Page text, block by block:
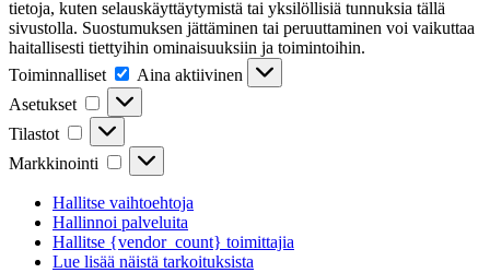
tietoja, kuten selauskäyttäytymistä tai yksilöllisiä tunnuksia tällä
sivustolla. Suostumuksen jättäminen tai peruuttaminen voi vaikuttaa
haitallisesti tiettyihin ominaisuuksiin ja toimintoihin.
Toiminnalliset
Toiminnalliset
Aina aktiivinen
Asetukset
Asetukset
Tilastot Tilastot
Markkinointi Markkinointi
Hallitse vaihtoehtoja
Hallinnoi palveluita
Hallitse {vendor_count} toimittajia
Lue lisää näistä tarkoituksista